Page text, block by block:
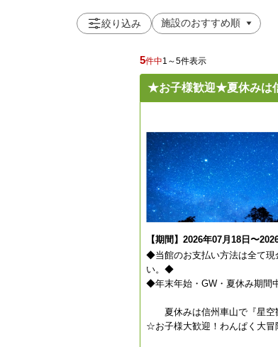
絞り込み
5件中1～5件表示
★お子様歓迎★夏休みは
【期間】2026年07月18日〜
◆当館のお支払い方法は全て現
い。◆
◆年末年始・GW・夏休み期間
夏休みは信州車山で『星空
☆お子様大歓迎！わんぱく大